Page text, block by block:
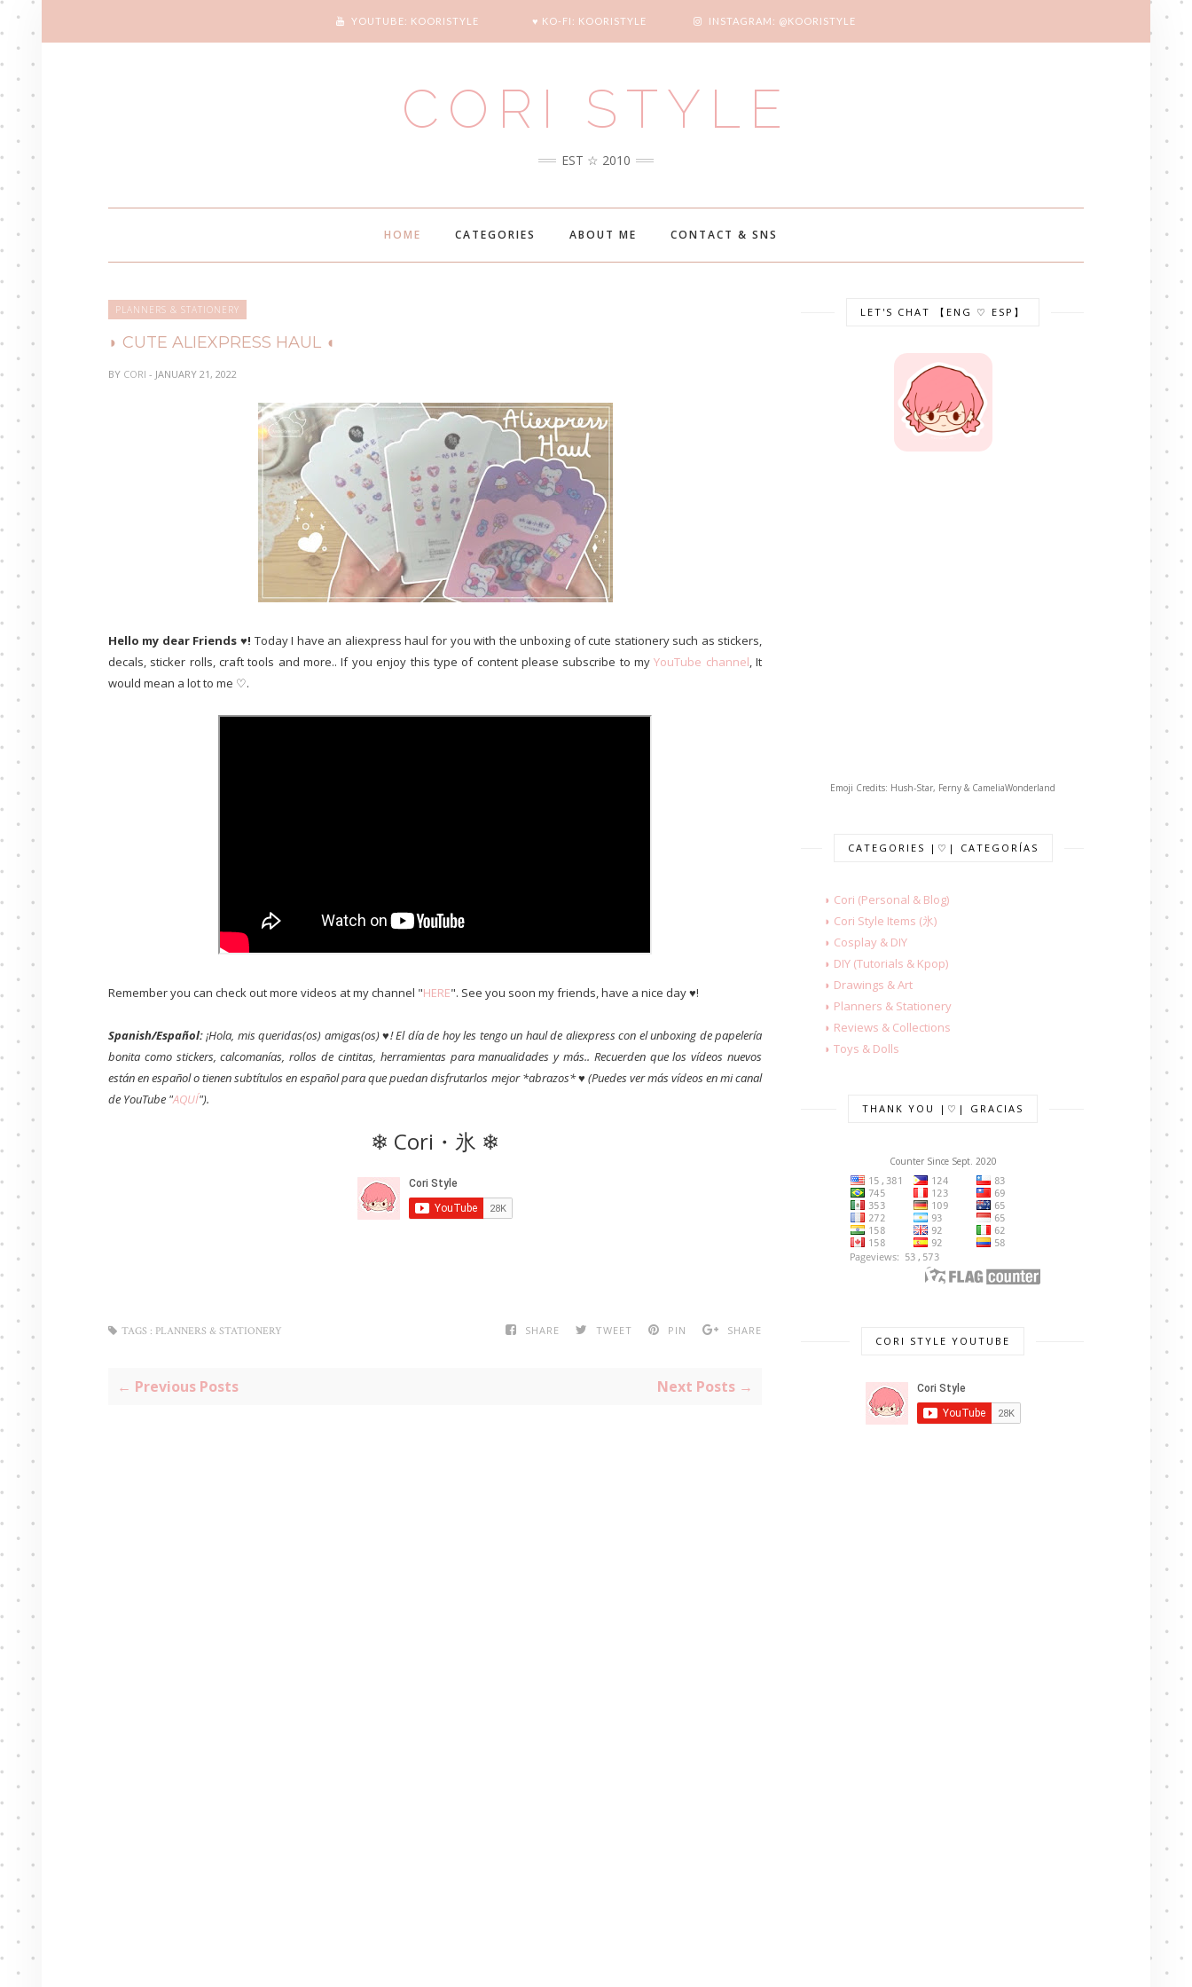
YOUTUBE: KOORISTYLE ♥ KO-FI: KOORISTYLE INSTAGRAM: @KOORISTYLE
CORI STYLE
EST ☆ 2010
HOME CATEGORIES ABOUT ME CONTACT & SNS
PLANNERS & STATIONERY
◗ CUTE ALIEXPRESS HAUL ◖
BY CORI - JANUARY 21, 2022
Hello my dear Friends ♥! Today I have an aliexpress haul for you with the unboxing of cute stationery such as stickers,
decals, sticker rolls, craft tools and more.. If you enjoy this type of content please subscribe to myYouTube channel, It
would mean a lot to me ♡.
Remember you can check out more videos at my channel "HERE". See you soon my friends, have a nice day ♥!
Spanish/Español:¡Hola, mis queridas(os) amigas(os) ♥! El día de hoy les tengo un haul de aliexpress con el unboxing de papelería
bonita como stickers, calcomanías, rollos de cintitas, herramientas para manualidades y más.. Recuerden que los vídeos nuevos
están en español o tienen subtítulos en español para que puedan disfrutarlos mejor *abrazos* ♥ (Puedes ver más vídeos en mi canal
de YouTube "AQUÍ").
❄ Cori・氷 ❄
SHARE TWEET PIN SHARE
TAGS : PLANNERS & STATIONERY
← Previous Posts Next Posts →
LET'S CHAT 【ENG ♡ ESP】
Emoji Credits: Hush-Star, Ferny & CameliaWonderland
CATEGORIES |♡| CATEGORÍAS
◗ Cori (Personal & Blog)
◗ Cori Style Items (氷)
◗ Cosplay & DIY
◗ DIY (Tutorials & Kpop)
◗ Drawings & Art
◗ Planners & Stationery
◗ Reviews & Collections
◗ Toys & Dolls
THANK YOU |♡| GRACIAS
Counter Since Sept. 2020
CORI STYLE YOUTUBE